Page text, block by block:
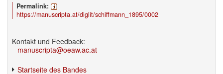
Permalink:
https://manuscripta.at/diglit/schiffmann_1895/0002
Kontakt und Feedback:
manuscripta@oeaw.ac.at
Startseite des Bandes